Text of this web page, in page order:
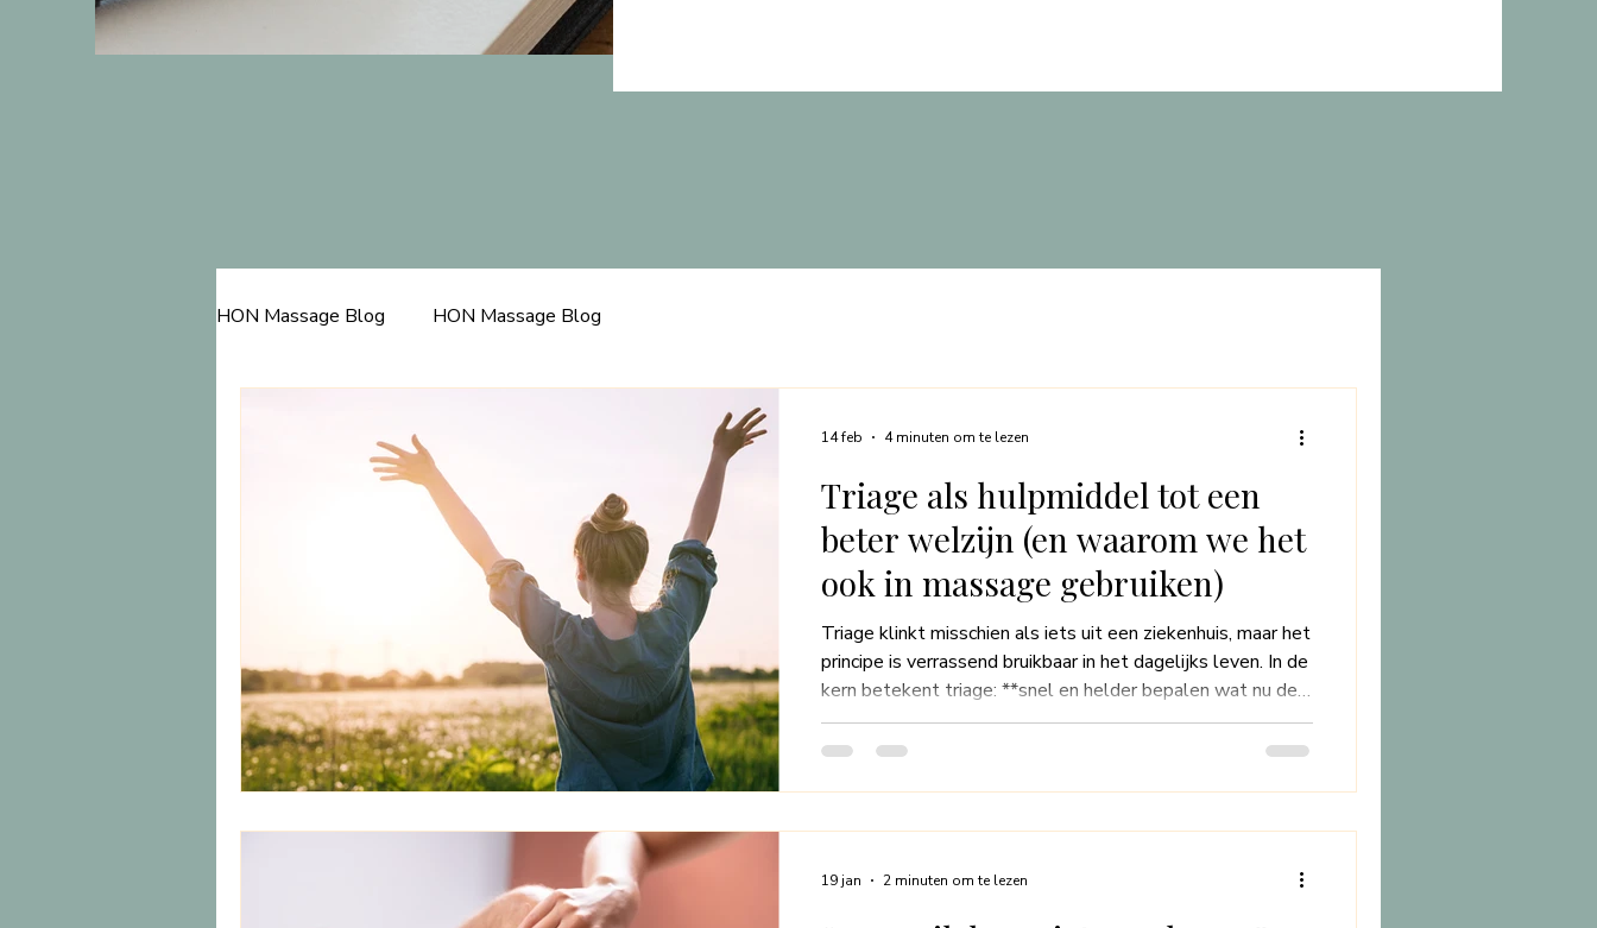
HON Massage Blog HON Massage Blog
Triage als hulpmiddel tot een
beter welzijn (en waarom we het
ook in massage gebruiken)
Triage klinkt misschien als iets uit een ziekenhuis, maar het
principe is verrassend bruikbaar in het dagelijks leven. In de
kern betekent triage: **snel en helder bepalen wat nu de
meeste aandacht nodig heeft**—en wat even kan
wachten. Niet vanuit paniek, maar vanuit zorg: voor je
massage triage gebruiken om jouw vraag en beleving beter
14 feb 4 minuten om te lezen
19 jan 2 minuten om te lezen